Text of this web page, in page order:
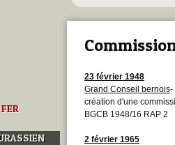
23 février 1948
Grand Conseil bernois-
création d'une
BGCB 1948/16 RAP 2
2 février 1965